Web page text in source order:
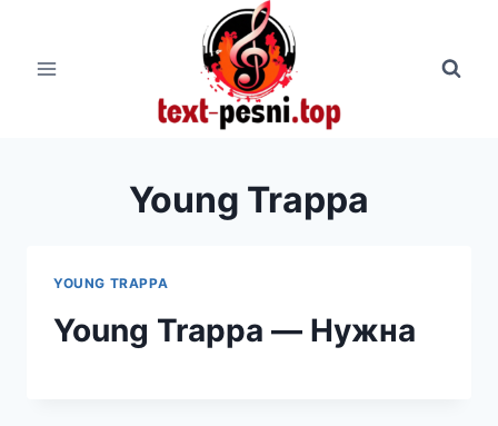
содержимому
Young Trappa
YOUNG TRAPPA
Young Trappa — Нужна